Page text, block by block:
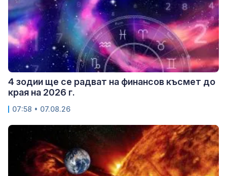
4 зодии ще се радват на финансов късмет до
края на 2026 г.
07:58 • 07.08.26